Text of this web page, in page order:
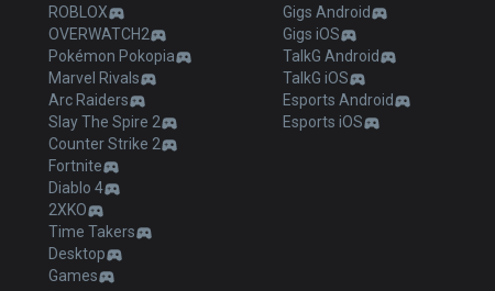
ROBLOX
OVERWATCH2
Pokémon Pokopia
Marvel Rivals
Arc Raiders
Slay The Spire 2
Counter Strike 2
Fortnite
Diablo 4
2XKO
Time Takers
Desktop
Games
Gigs Android
Gigs iOS
TalkG Android
TalkG iOS
Esports Android
Esports iOS